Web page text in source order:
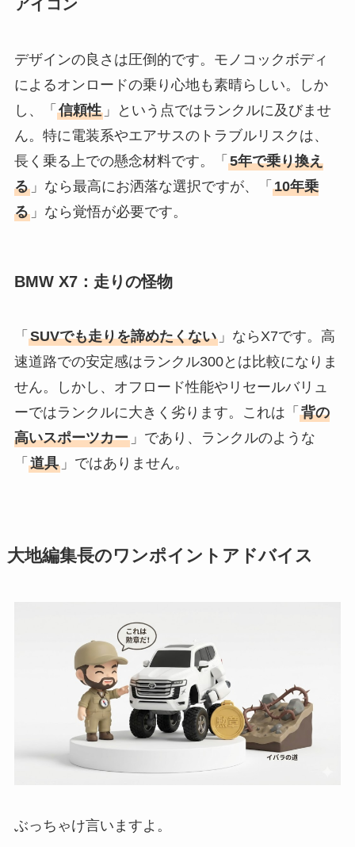
アイコン
デザインの良さは圧倒的です。モノコックボディ
によるオンロードの乗り心地も素晴らしい。しか
し、「 信頼性」という点ではランクルに及びませ
ん。特に電装系やエアサスのトラブルリスクは、
長く乗る上での懸念材料です。「 5年で乗り換え
る」なら最高にお洒落な選択ですが、「 10年乗
る」なら覚悟が必要です。
BMW X7：走りの怪物
「 SUVでも走りを諦めたくない」ならX7です。高
速道路での安定感はランクル300とは比較になりま
せん。しかし、オフロード性能やリセールバリュ
ーではランクルに大きく劣ります。これは「 背の
高いスポーツカー」であり、ランクルのような
「 道具」ではありません。
大地編集長のワンポイントアドバイス
ぶっちゃけ言いますよ。